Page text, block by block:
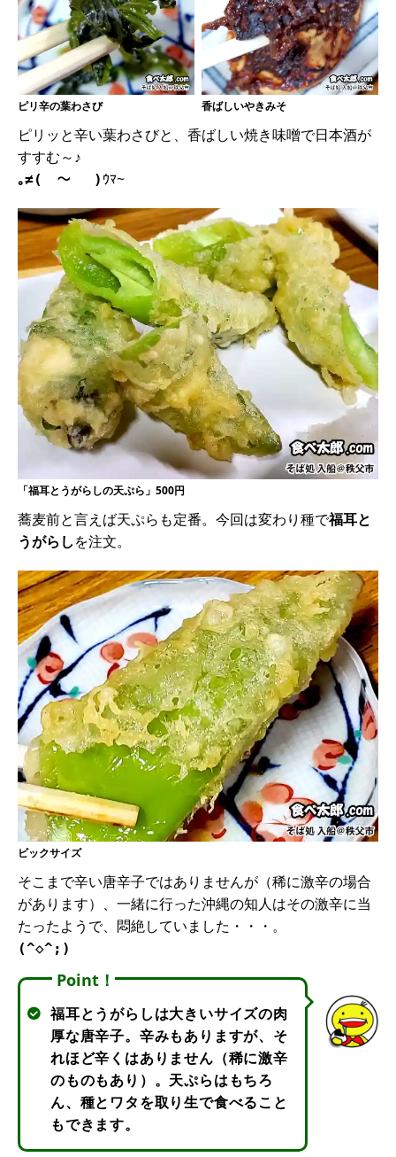
ピリ辛の葉わさび 香ばしいやきみそ
ピリッと辛い葉わさびと、香ばしい焼き味噌で日本酒が
すすむ～♪
｡≠(￣～￣ ) ｳﾏ~
「福耳とうがらしの天ぷら」500円
蕎麦前と言えば天ぷらも定番。今回は変わり種で福耳と
うがらしを注文。
ビックサイズ
そこまで辛い唐辛子ではありませんが（稀に激辛の場合
があります）、一緒に行った沖縄の知人はその激辛に当
たったようで、悶絶していました・・・。
(^◇^;)
Point！
福耳とうがらしは大きいサイズの肉
厚な唐辛子。辛みもありますが、そ
れほど辛くはありません（稀に激辛
のものもあり）。天ぷらはもちろ
ん、種とワタを取り生で食べること
もできます。